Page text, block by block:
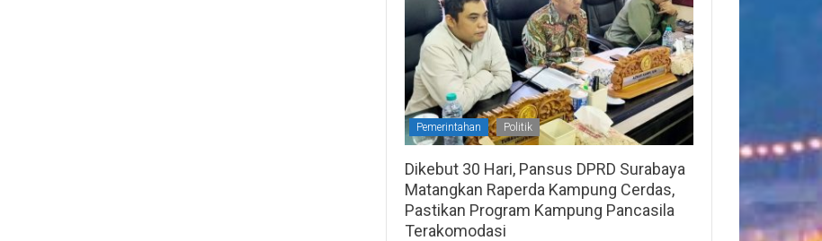
Pemerintahan Politik
Dikebut 30 Hari, Pansus DPRD Surabaya
Matangkan Raperda Kampung Cerdas,
Pastikan Program Kampung Pancasila
Terakomodasi